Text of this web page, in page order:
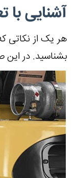
آشنایی با
هر یک از نکاتی
بشناسید. در این